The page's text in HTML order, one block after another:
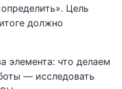
Цель
должно
элемента: что делаем
— исследовать